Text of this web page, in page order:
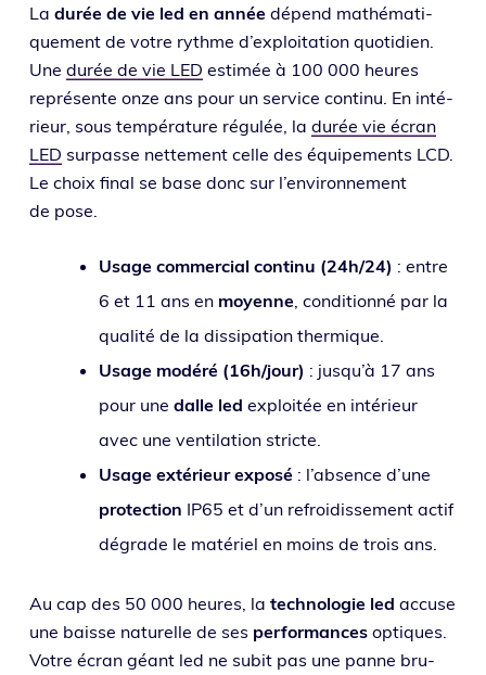
La durée de vie led en année dépend mathé­ma­ti­
que­ment de votre rythme d’ex­ploi­ta­tion quo­ti­dien.
Une durée de vie LED esti­mée à 100 000 heures
repré­sente onze ans pour un ser­vice conti­nu. En inté­
rieur, sous tem­pé­ra­ture régu­lée, la durée vie écran
LED sur­passe net­te­ment celle des équi­pe­ments LCD.
Le choix final se base donc sur l’en­vi­ron­ne­ment
de pose.
Usage com­mer­cial conti­nu (24h/24) : entre
6 et 11 ans en moyenne , condi­tion­né par la
qua­li­té de la dis­si­pa­tion thermique.
Usage modé­ré (16h/jour) : jus­qu’à 17 ans
pour une dalle led exploi­tée en inté­rieur
avec une ven­ti­la­tion stricte.
Usage exté­rieur expo­sé : l’ab­sence d’une
pro­tec­tion IP65 et d’un refroi­dis­se­ment actif
dégrade le maté­riel en moins de trois ans.
Au cap des 50 000 heures, la tech­no­lo­gie led accuse
une baisse natu­relle de ses per­for­mancesoptiques.
Votre écran géant led ne subit pas une panne bru­